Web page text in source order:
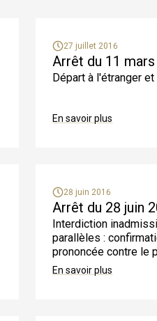
Qui est habilité à
recours n'a été déposé
Où puis-je trouver les
m'intéressent ?
Est-il possible de faire
27 juillet 2016
Arrêt du 11
Départ à l'étranger
En savoir plus
28 juin 2016
Arrêt du 28 juin
Interdiction
parallèles :
prononcée contre le
Elmex
En savoir plus